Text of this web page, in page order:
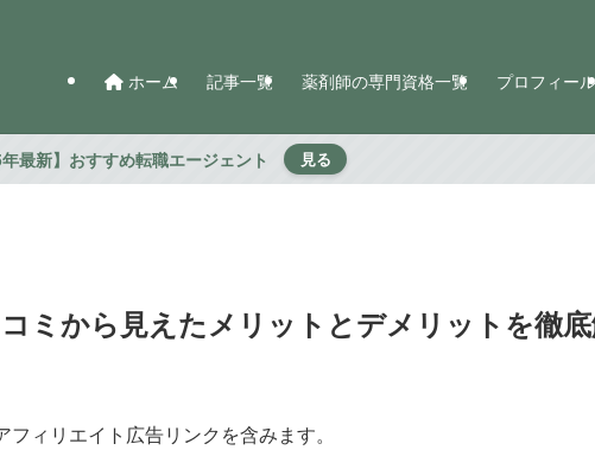
ホーム 記事一覧 薬剤師の専門資格一覧 プロフィール
年最新】おすすめ転職エージェント 見る
コミから見えたメリットとデメリットを徹
ィリエイト広告リンクを含みます。